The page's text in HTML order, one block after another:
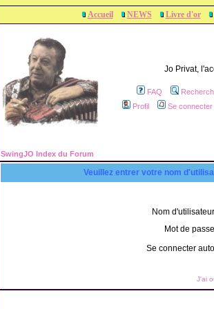
Accueil NEWS Livre d'or
Jo Privat,
FAQ
Profil
Se
SwingJO Index du Forum
Veuillez entrer votre nom
Nom
Mot de
Se connecter
J'ai